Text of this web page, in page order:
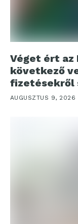
Véget ért az
következő
fizetésekről
AUGUSZTUS 9, 2026